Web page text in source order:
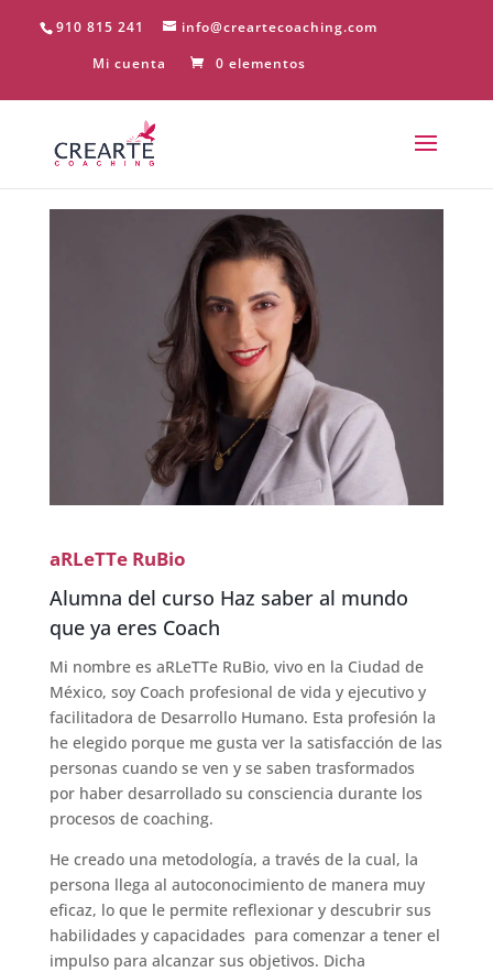
910 815 241
info@creartecoaching.com
Mi cuenta
0 elementos
aRLeTTe RuBio
Alumna del curso Haz saber al mundo
que ya eres Coach
Mi nombre es aRLeTTe RuBio, vivo en la Ciudad de
México, soy Coach profesional de vida y ejecutivo y
facilitadora de Desarrollo Humano. Esta profesión la
he elegido porque me gusta ver la satisfacción de las
personas cuando se ven y se saben trasformados
por haber desarrollado su consciencia durante los
procesos de coaching.
He creado una metodología, a través de la cual, la
persona llega al autoconocimiento de manera muy
eficaz, lo que le permite reflexionar y descubrir sus
habilidades y capacidades para comenzar a tener el
impulso para alcanzar sus objetivos. Dicha